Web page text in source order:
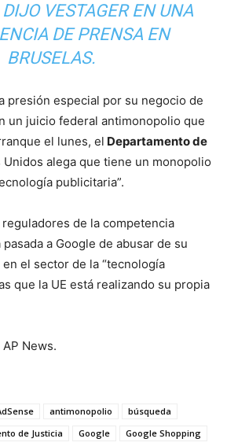
DIJO VESTAGER EN UNA
DE PRENSA EN
BRUSELAS.
presión especial por su negocio de
un juicio federal antimonopolio que
el lunes, el Departamento de
Unidos alega que tiene un monopolio
publicitaria”.
de la competencia
a Google de abusar de su
el sector de la “tecnología
que la UE está realizando su propia
News.
antimonopolio
búsqueda
de Justicia Google
Google Shopping